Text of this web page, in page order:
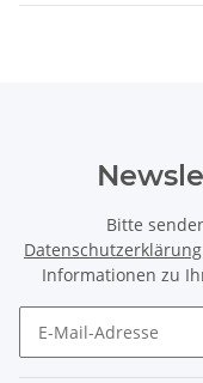
Bitte
Datenschutzerklärung
Informationen zu